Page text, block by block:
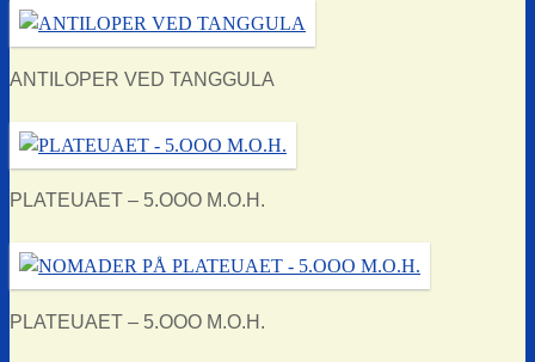
ANTILOPER VED TANGGULA
PLATEUAET – 5.OOO M.O.H.
PLATEUAET – 5.OOO M.O.H.